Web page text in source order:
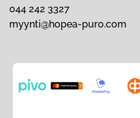
044 242 3327
myynti@hopea-puro.com